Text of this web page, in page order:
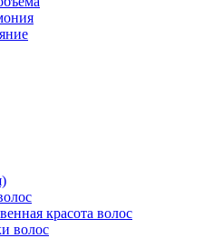
красота волос
волос